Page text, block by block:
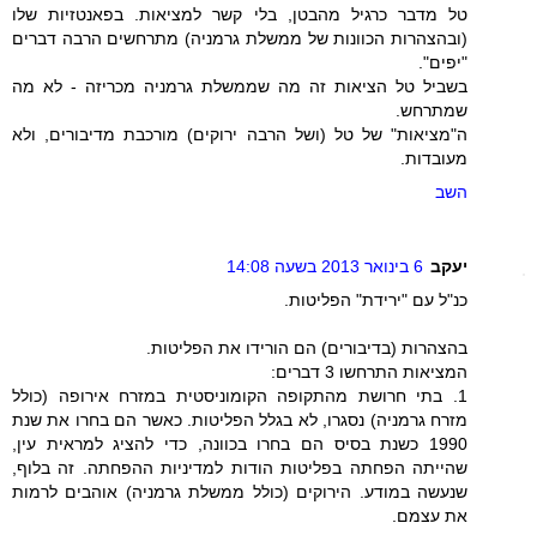
טל מדבר כרגיל מהבטן, בלי קשר למציאות. בפאנטזיות שלו
(ובהצהרות הכוונות של ממשלת גרמניה) מתרחשים הרבה דברים
"יפים".
בשביל טל הציאות זה מה שממשלת גרמניה מכריזה - לא מה
שמתרחש.
ה"מציאות" של טל (ושל הרבה ירוקים) מורכבת מדיבורים, ולא
מעובדות.
השב
יעקב 6 בינואר 2013 בשעה 14:08
כנ"ל עם "ירידת" הפליטות.
בהצהרות (בדיבורים) הם הורידו את הפליטות.
המציאות התרחשו 3 דברים:
1. בתי חרושת מהתקופה הקומוניסטית במזרח אירופה (כולל
מזרח גרמניה) נסגרו, לא בגלל הפליטות. כאשר הם בחרו את שנת
1990 כשנת בסיס הם בחרו בכוונה, כדי להציג למראית עין,
שהייתה הפחתה בפליטות הודות למדיניות ההפחתה. זה בלוף,
שנעשה במודע. הירוקים (כולל ממשלת גרמניה) אוהבים לרמות
את עצמם.